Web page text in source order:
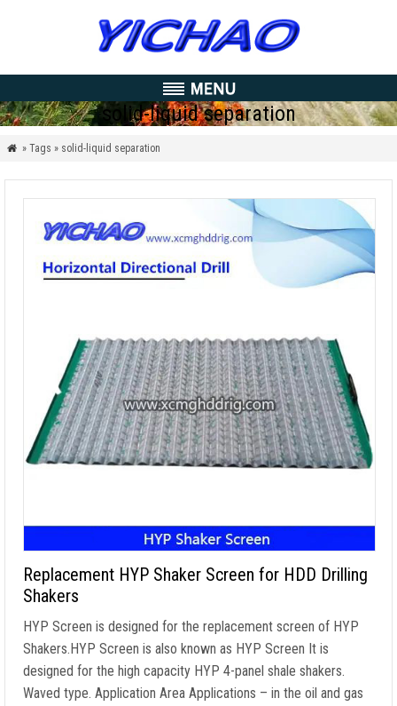
solid-liquid separation
 » Tags » solid-liquid separation
Replacement HYP Shaker Screen for HDD Drilling
Shakers
HYP Screen is designed for the replacement screen of HYP
Shakers.HYP Screen is also known as HYP Screen It is
designed for the high capacity HYP 4-panel shale shakers.
Waved type. Application Area Applications – in the oil and gas